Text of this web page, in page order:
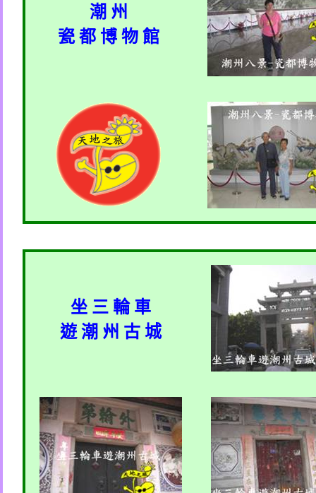
潮 州
瓷 都 博 物 館
坐 三 輪 車
遊 潮 州 古 城